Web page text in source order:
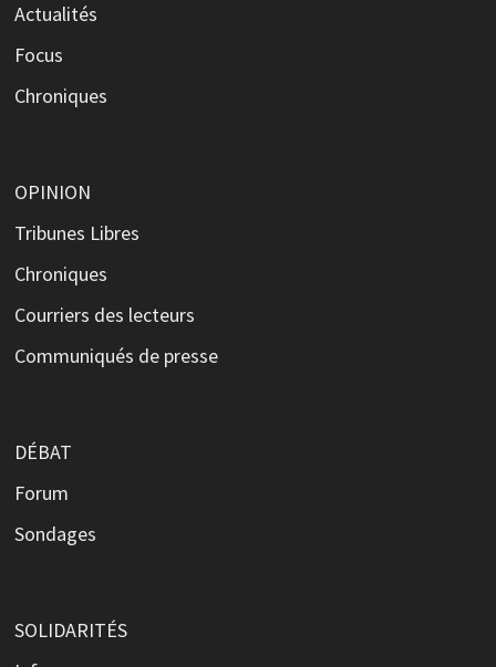
Actualités
Focus
Chroniques
OPINION
Tribunes Libres
Chroniques
Courriers des lecteurs
Communiqués de presse
DÉBAT
Forum
Sondages
SOLIDARITÉS